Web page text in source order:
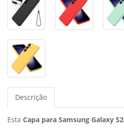
Descrição
Esta Capa para Samsung Galaxy